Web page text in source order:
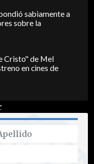
sabiamente a
sobre la
Cristo" de Mel
en cines de